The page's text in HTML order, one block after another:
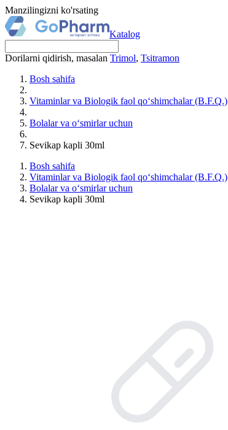
Manzilingizni ko'rsating
Katalog
Dorilarni qidirish, masalan Trimol, Tsitramon
Bosh sahifa
Vitaminlar va Biologik faol qo‘shimchalar (B.F.Q.)
Bolalar va o‘smirlar uchun
Sevikap kapli 30ml
Bosh sahifa
Vitaminlar va Biologik faol qo‘shimchalar (B.F.Q.)
Bolalar va o‘smirlar uchun
Sevikap kapli 30ml